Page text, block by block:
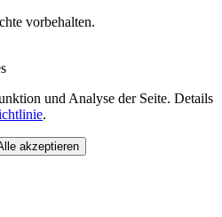
vorbehalten.
und Analyse der Seite. Details
.
akzeptieren